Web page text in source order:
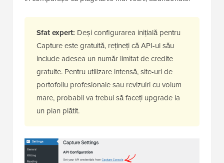
Sfat expert: Deși configurarea inițială pentru
Capture este gratuită, rețineți că API-ul său
include adesea un număr limitat de credite
gratuite. Pentru utilizare intensă, site-uri de
portofoliu profesionale sau revizuiri cu volum
mare, probabil va trebui să faceți upgrade la
un plan plătit.